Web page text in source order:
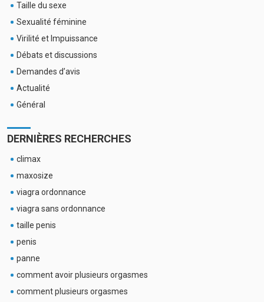
Taille du sexe
Sexualité féminine
Virilité et Impuissance
Débats et discussions
Demandes d’avis
Actualité
Général
DERNIÈRES RECHERCHES
climax
maxosize
viagra ordonnance
viagra sans ordonnance
taille penis
penis
panne
comment avoir plusieurs orgasmes
comment plusieurs orgasmes